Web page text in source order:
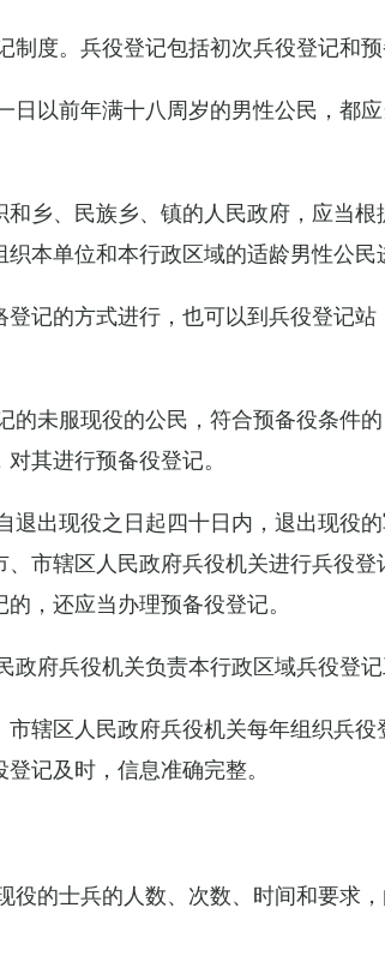
度。兵役登记包括初次兵役登记和预
日以前年满十八周岁的男性公民，都
乡、民族乡、镇的人民政府，应当
本单位和本行政区域的适龄男性公民
记的方式进行，也可以到兵役登记
的未服现役的公民，符合预备役条件
其进行预备役登记。
退出现役之日起四十日内，退出现役
市辖区人民政府兵役机关进行兵役登
，还应当办理预备役登记。
府兵役机关负责本行政区域兵役登记
辖区人民政府兵役机关每年组织兵
记及时，信息准确完整。
役的士兵的人数、次数、时间和要求